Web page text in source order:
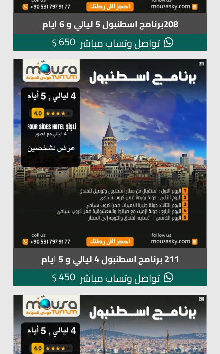
208برنامج اسطنبول 5 ليالي و 6 ايام
تواصل وتساب مباشر $650
211 برنامج اسطنبول 4 ليالي و 5 ايام
تواصل وتساب مباشر $450